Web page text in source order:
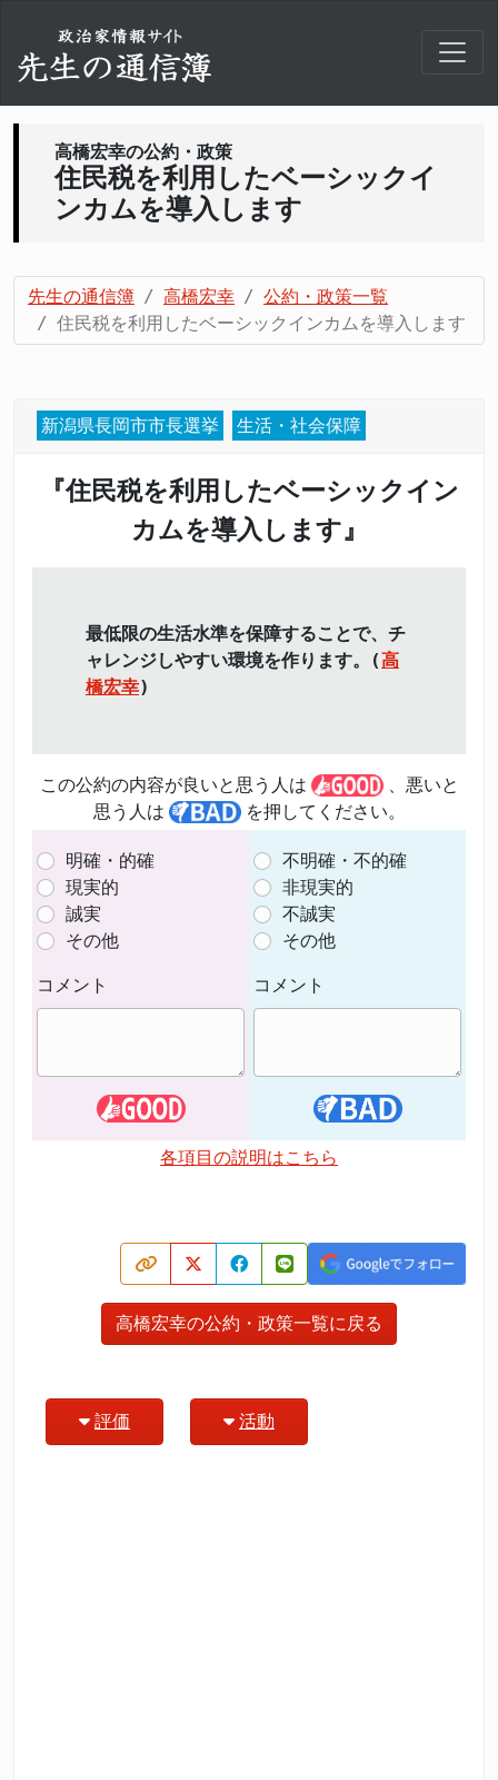
高橋宏幸の公約・政策
住民税を利用したベーシックイ
ンカムを導入します
先生の通信簿 高橋宏幸
公約・政策一覧
住民税を利用したベーシックインカムを導入します
新潟県長岡市市長選挙 生活・社会保障
『住民税を利用したベーシックイン
カムを導入します』
最低限の生活水準を保障することで、チ
ャレンジしやすい環境を作ります。(高
橋宏幸)
この公約の内容が良いと思う人は
、悪いと
思う人は
を押してください。
明確・的確
現実的
誠実
その他
コメント
不明確・不的確
非現実的
不誠実
その他
コメント
各項目の説明はこちら
高橋宏幸の公約・政策一覧に戻る
評価 活動